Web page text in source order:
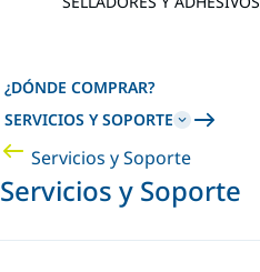
¿DÓNDE COMPRAR?
SERVICIOS Y SOPORTE
Servicios y Soporte
Servicios y Soporte